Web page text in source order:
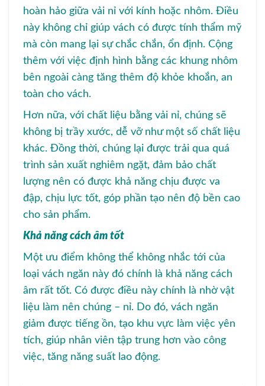
hoàn hảo giữa vải nỉ với kính hoặc nhôm. Điều
này không chỉ giúp vách có được tính thẩm mỹ
mà còn mang lại sự chắc chắn, ổn định. Cộng
thêm với việc định hình bằng các khung nhôm
bên ngoài càng tăng thêm độ khỏe khoắn, an
toàn cho vách.
Hơn nữa, với chất liệu bằng vải nỉ, chúng sẽ
không bị trầy xước, dễ vỡ như một số chất liệu
khác. Đồng thời, chúng lại được trải qua quá
trình sản xuất nghiêm ngặt, đảm bảo chất
lượng nên có được khả năng chịu được va
đập, chịu lực tốt, góp phần tạo nên độ bền cao
cho sản phẩm.
Khả năng cách âm tốt
Một ưu điểm không thể không nhắc tới của
loại vách ngăn này đó chính là khả năng cách
âm rất tốt. Có được điều này chính là nhờ vật
liệu làm nên chúng – nỉ. Do đó, vách ngăn
giảm được tiếng ồn, tạo khu vực làm việc yên
tích, giúp nhân viên tập trung hơn vào công
việc, tăng năng suất lao động.